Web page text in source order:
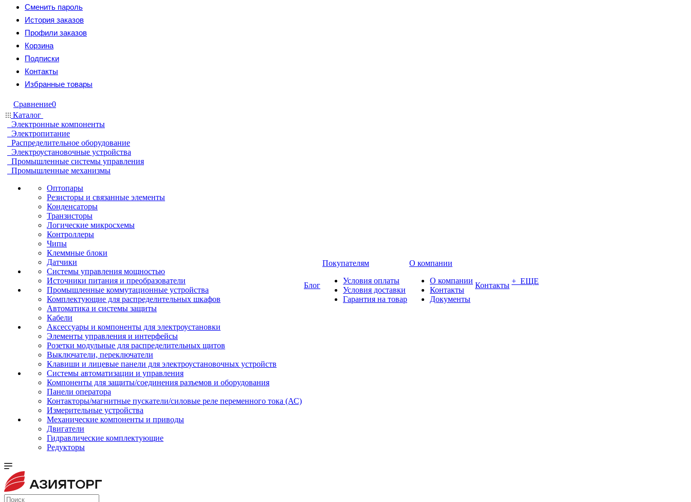
Сменить пароль
История заказов
Профили заказов
Корзина
Подписки
Контакты
Избранные товары
Сравнение0
Каталог
Электронные компоненты
Электропитание
Распределительное оборудование
Электроустановочные устройства
Промышленные системы управления
Промышленные механизмы
Оптопары
Резисторы и связанные элементы
Конденсаторы
Транзисторы
Логические микросхемы
Контроллеры
Чипы
Клеммные блоки
Датчики
Системы управления мощностью
Источники питания и преобразователи
Промышленные коммутационные устройства
Комплектующие для распределительных шкафов
Автоматика и системы защиты
Кабели
Аксессуары и компоненты для электроустановки
Элементы управления и интерфейсы
Розетки модульные для распределительных щитов
Выключатели, переключатели
Клавиши и лицевые панели для электроустановочных устройств
Системы автоматизации и управления
Компоненты для защиты/соединения разъемов и оборудования
Панели оператора
Контакторы/магнитные пускатели/силовые реле переменного тока (АС)
Измерительные устройства
Механические компоненты и приводы
Двигатели
Гидравлические комплектующие
Редукторы
Блог
Покупателям
Условия оплаты
Условия доставки
Гарантия на товар
О компании
О компании
Контакты
Документы
Контакты + ЕЩЕ